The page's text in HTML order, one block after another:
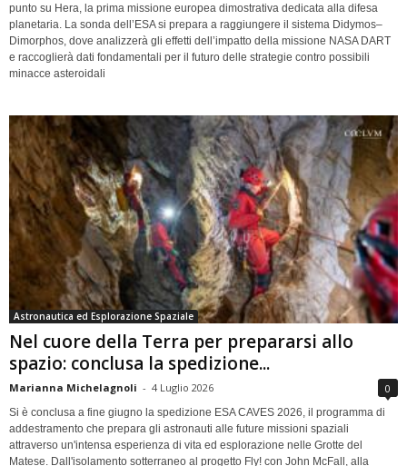
punto su Hera, la prima missione europea dimostrativa dedicata alla difesa
planetaria. La sonda dell’ESA si prepara a raggiungere il sistema Didymos–
Dimorphos, dove analizzerà gli effetti dell’impatto della missione NASA DART
e raccoglierà dati fondamentali per il futuro delle strategie contro possibili
minacce asteroidali
Astronautica ed Esplorazione Spaziale
Nel cuore della Terra per prepararsi allo
spazio: conclusa la spedizione...
Marianna Michelagnoli - 4 Luglio 2026 0
Si è conclusa a fine giugno la spedizione ESA CAVES 2026, il programma di
addestramento che prepara gli astronauti alle future missioni spaziali
attraverso un'intensa esperienza di vita ed esplorazione nelle Grotte del
Matese. Dall'isolamento sotterraneo al progetto Fly! con John McFall, alla